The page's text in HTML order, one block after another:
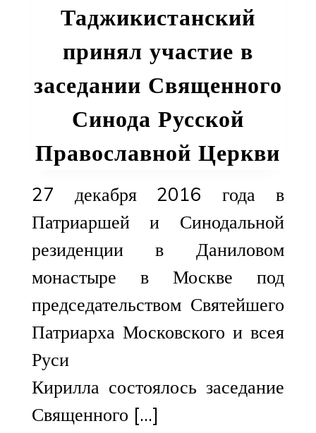
Таджикистанский
принял участие в
заседании Священного
Синода Русской
Православной Церкви
27 декабря 2016 года в
Патриаршей и Синодальной
резиденции в Даниловом
монастыре в Москве под
председательством Святейшего
Патриарха Московского и всея
Руси
Кирилла состоялось заседание
Священного […]